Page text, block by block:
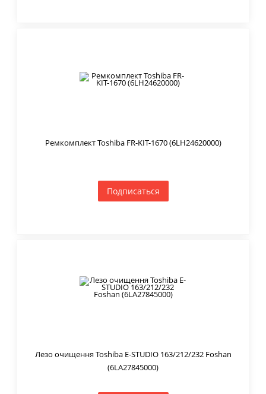
Ремкомплект Toshiba FR-KIT-1670 (6LH24620000)
Подписаться
Лезо очищення Toshiba E-STUDIO 163/212/232 Foshan
(6LA27845000)